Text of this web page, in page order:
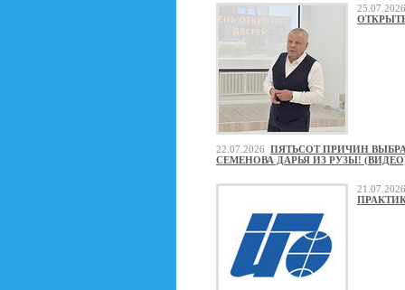
22.07.2026 ПЯТЬСОТ ПРИЧИН
СЕМЕНОВА ДАРЬЯ ИЗ РУЗЫ!